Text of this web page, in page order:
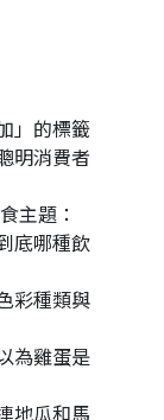
」的標籤
明消費者
主題：
底哪種飲
彩種類與
為雞蛋是
地瓜和馬